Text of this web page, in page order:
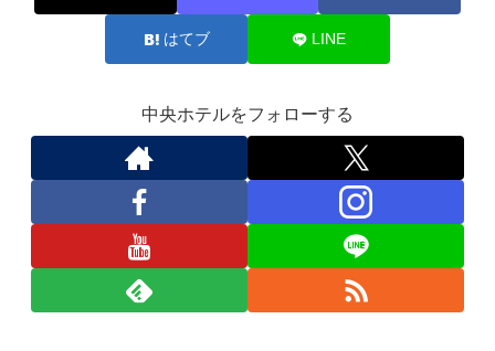
はてブ LINE
中央ホテルをフォローする